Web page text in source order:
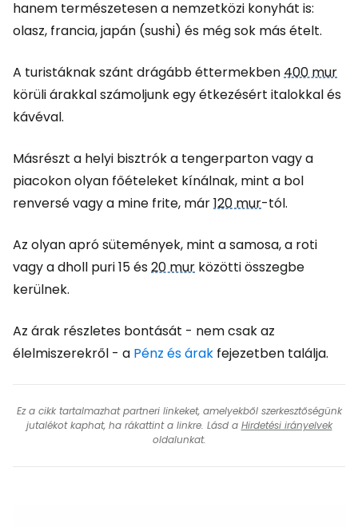
hanem természetesen a nemzetközi konyhát is:
olasz, francia, japán (sushi) és még sok más ételt.
A turistáknak szánt drágább éttermekben400 mur
körüli árakkal számoljunk egy étkezésért italokkal és
kávéval.
Másrészt a helyi bisztrók a tengerparton vagy a
piacokon olyan főételeket kínálnak, mint a bol
renversé vagy a mine frite, már120 mur-tól.
Az olyan apró sütemények, mint a samosa, a roti
vagy a dholl puri 15 és20 mur közötti összegbe
kerülnek.
Az árak részletes bontását - nem csak az
élelmiszerekről - a Pénz és árak fejezetben találja.
Ez a cikk tartalmazhat partneri linkeket, amelyekből szerkesztőségünk
jutalékot kaphat, ha rákattint a linkre. Lásd a Hirdetési irányelvek
oldalunkat.